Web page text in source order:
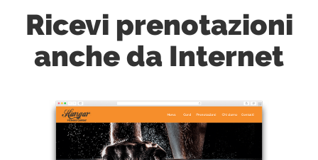
Ricevi prenotazioni
anche da Internet